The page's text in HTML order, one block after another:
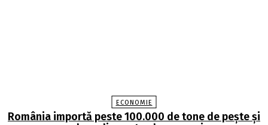
ECONOMIE
România importă peste 100.000 de tone de peşte şi